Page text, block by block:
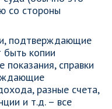
со стороны
подтверждающие
быть копии
показания, справки
разные счета,
и т.д. – все